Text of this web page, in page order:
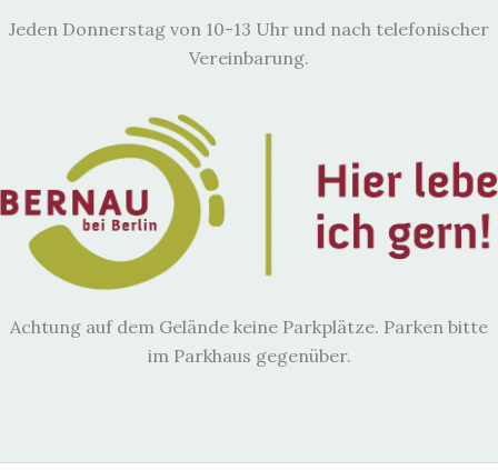
Jeden Donnerstag von 10-13 Uhr und nach telefonischer
Vereinbarung.
Achtung auf dem Gelände keine Parkplätze. Parken bitte
im Parkhaus gegenüber.